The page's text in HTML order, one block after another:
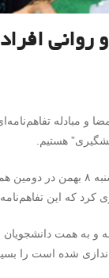
روانی
و مبادله‌
هستیم.
و به نقل از ایسنا، معصومه
کرد که این
و به همت دانشجویان
شده است را